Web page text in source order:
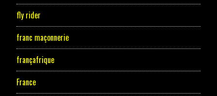
fly rider
franc maçonnerie
françafrique
France